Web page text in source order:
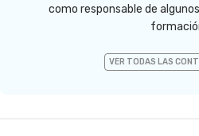
como responsable de
VER TODAS LAS